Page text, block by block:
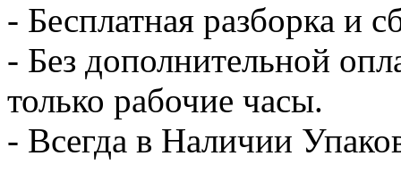
- Бесплатная разборка и
- Без дополнительной
только рабочие часы.
- Всегда в Наличии